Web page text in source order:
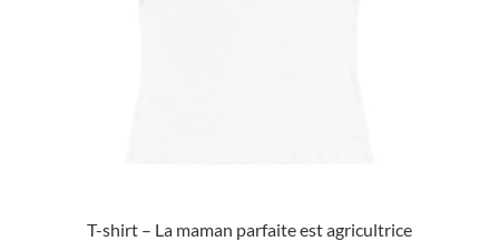
T-shirt – La maman parfaite est agricultrice